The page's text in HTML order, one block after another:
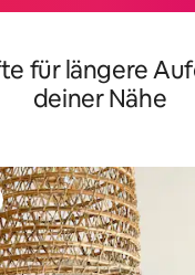
für längere
deiner Nähe